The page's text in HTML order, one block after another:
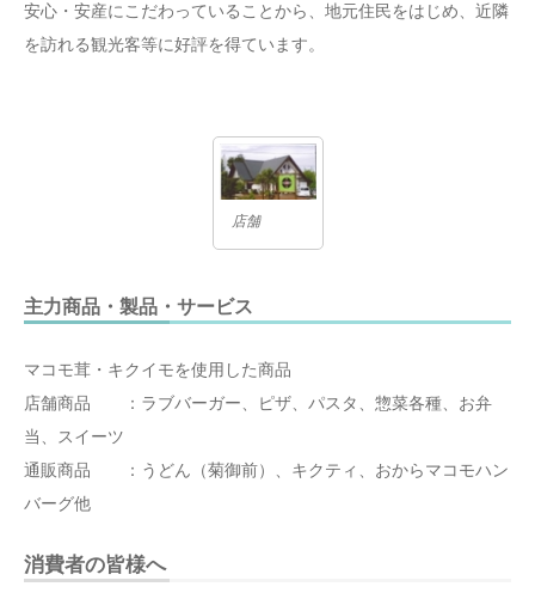
安心・安産にこだわっていることから、地元住民をはじめ、近隣
を訪れる観光客等に好評を得ています。
店舗
主力商品・製品・サービス
マコモ茸・キクイモを使用した商品
店舗商品 ：ラブバーガー、ピザ、パスタ、惣菜各種、お弁
当、スイーツ
通販商品 ：うどん（菊御前）、キクティ、おからマコモハン
バーグ他
消費者の皆様へ